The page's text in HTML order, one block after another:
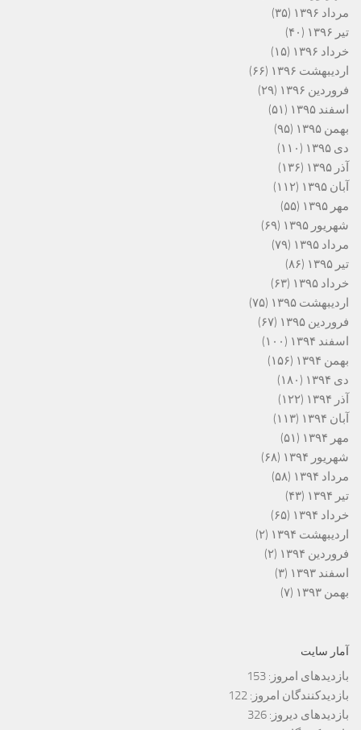
مرداد ۱۳۹۶
(۳۵)
تیر ۱۳۹۶
(۴۰)
خرداد ۱۳۹۶
(۱۵)
اردیبهشت ۱۳۹۶
(۶۶)
فروردین ۱۳۹۶
(۲۹)
اسفند ۱۳۹۵
(۵۱)
بهمن ۱۳۹۵
(۹۵)
دی ۱۳۹۵
(۱۱۰)
آذر ۱۳۹۵
(۱۳۶)
آبان ۱۳۹۵
(۱۱۲)
مهر ۱۳۹۵
(۵۵)
شهریور ۱۳۹۵
(۶۹)
مرداد ۱۳۹۵
(۷۹)
تیر ۱۳۹۵
(۸۶)
خرداد ۱۳۹۵
(۶۳)
اردیبهشت ۱۳۹۵
(۷۵)
فروردین ۱۳۹۵
(۶۷)
اسفند ۱۳۹۴
(۱۰۰)
بهمن ۱۳۹۴
(۱۵۶)
دی ۱۳۹۴
(۱۸۰)
آذر ۱۳۹۴
(۱۲۲)
آبان ۱۳۹۴
(۱۱۳)
مهر ۱۳۹۴
(۵۱)
شهریور ۱۳۹۴
(۶۸)
مرداد ۱۳۹۴
(۵۸)
تیر ۱۳۹۴
(۴۳)
خرداد ۱۳۹۴
(۶۵)
اردیبهشت ۱۳۹۴
(۲)
فروردین ۱۳۹۴
(۲)
اسفند ۱۳۹۳
(۳)
بهمن ۱۳۹۳
(۷)
آمار سایت
بازدیدهای امروز: 153
بازدیدکنندگان امروز: 122
بازدیدهای دیروز: 326